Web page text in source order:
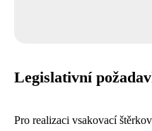
Legislativní
Pro realizaci vsakovací